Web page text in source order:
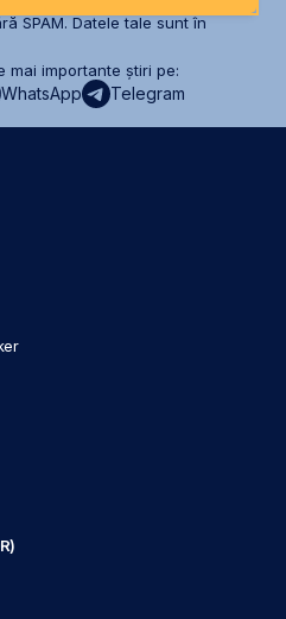
SPAM. Datele tale sunt în
mai importante știri pe:
WhatsApp Telegram